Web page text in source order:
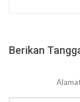
Berikan